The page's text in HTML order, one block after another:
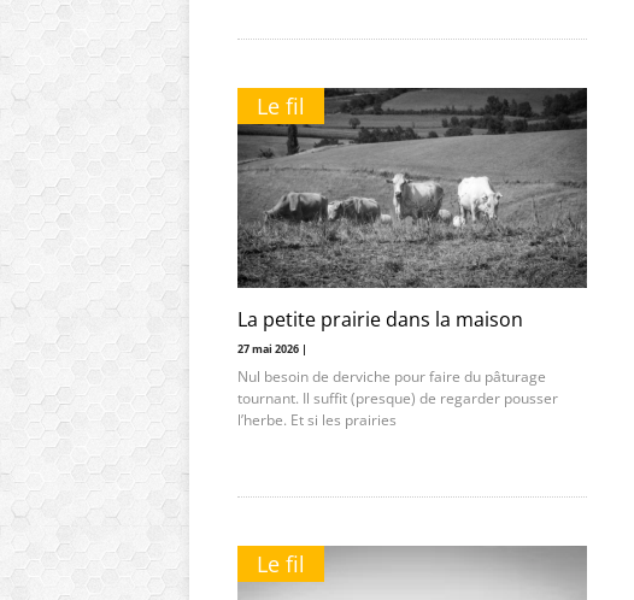
Le fil
La petite prairie dans la maison
27 mai 2026 |
Nul besoin de derviche pour faire du pâturage
tournant. Il suffit (presque) de regarder pousser
l’herbe. Et si les prairies
Le fil